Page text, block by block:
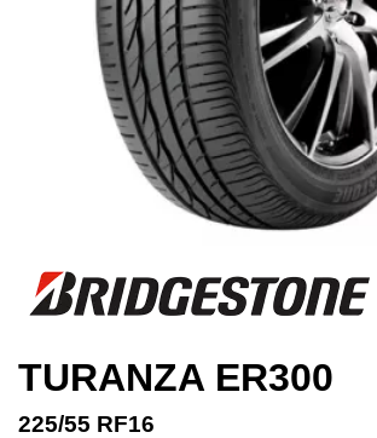
TURANZA ER300
225/55 RF16